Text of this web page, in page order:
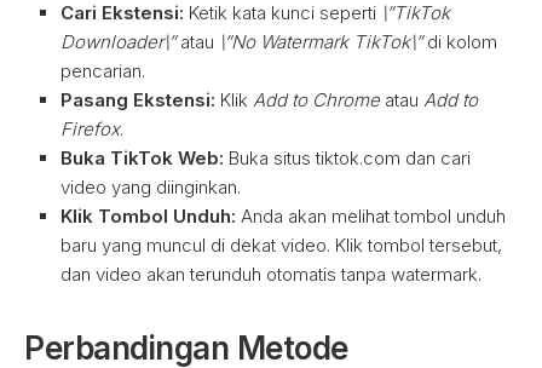
Cari Ekstensi: Ketik kata kunci seperti \”TikTok
Downloader\”atau \”No Watermark TikTok\”di kolom
pencarian.
Pasang Ekstensi: Klik Add to Chromeatau Add to
Firefox.
Buka TikTok Web: Buka situs tiktok.com dan cari
video yang diinginkan.
Klik Tombol Unduh: Anda akan melihat tombol unduh
baru yang muncul di dekat video. Klik tombol tersebut,
dan video akan terunduh otomatis tanpa watermark.
Perbandingan Metode